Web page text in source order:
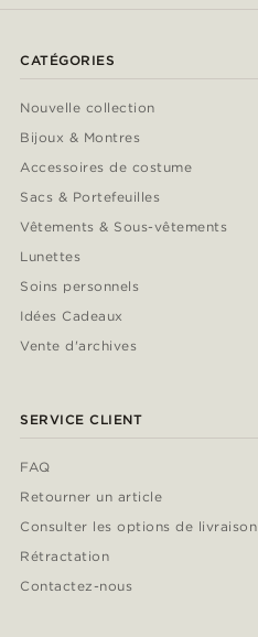
CATÉGORIES
Nouvelle collection
Bijoux & Montres
Accessoires de costume
Sacs & Portefeuilles
Vêtements & Sous-vêtements
Lunettes
Soins personnels
Idées Cadeaux
Vente d'archives
SERVICE CLIENT
FAQ
Retourner un article
Consulter les options de livraison
Rétractation
Contactez-nous